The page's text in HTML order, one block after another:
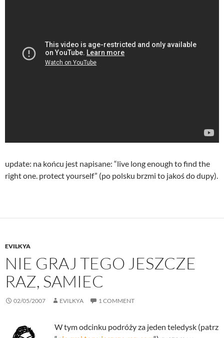
update: na końcu jest napisane: “live long enough to find the
right one. protect yourself” (po polsku brzmi to jakoś do dupy).
EVILKYA
NIE GRAJ TEGO JESZCZE
RAZ, SAMIEC
02/05/2007 EVILKYA 1 COMMENT
W tym odcinku podróży za jeden teledysk (patrz